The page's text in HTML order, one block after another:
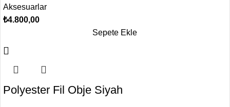
Aksesuarlar
₺4.800,00
Sepete Ekle
Polyester Fil Obje Siyah